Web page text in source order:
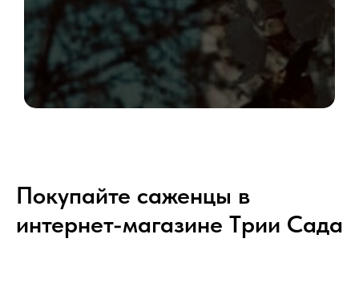
Покупайте саженцы в
интернет-магазине Tрии Сада